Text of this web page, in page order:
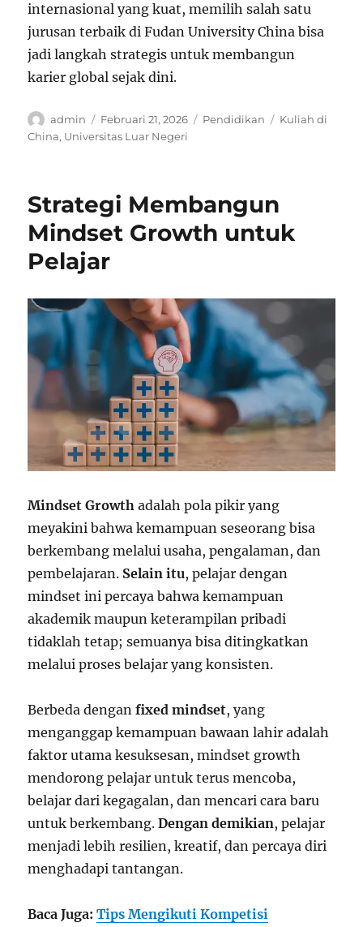
internasional yang kuat, memilih salah satu
jurusan terbaik di Fudan University China bisa
jadi langkah strategis untuk membangun
karier global sejak dini.
Author
admin
Posted
on
Februari 21, 2026 Categories
Pendidikan Tags
Kuliah di
China, Universitas Luar Negeri
Strategi Membangun
Mindset Growth untuk
Pelajar
Mindset Growth adalah pola pikir yang
meyakini bahwa kemampuan seseorang bisa
berkembang melalui usaha, pengalaman, dan
pembelajaran. Selain itu, pelajar dengan
mindset ini percaya bahwa kemampuan
akademik maupun keterampilan pribadi
tidaklah tetap; semuanya bisa ditingkatkan
melalui proses belajar yang konsisten.
Berbeda denganfixed mindset, yang
menganggap kemampuan bawaan lahir adalah
faktor utama kesuksesan, mindset growth
mendorong pelajar untuk terus mencoba,
belajar dari kegagalan, dan mencari cara baru
untuk berkembang.Dengan demikian, pelajar
menjadi lebih resilien, kreatif, dan percaya diri
menghadapi tantangan.
Baca Juga:Tips Mengikuti Kompetisi